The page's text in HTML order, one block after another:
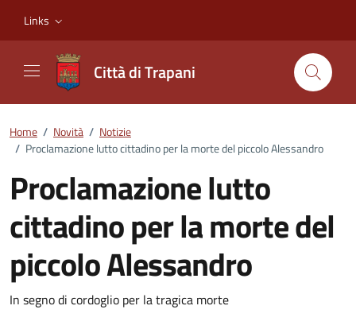
Links
Città di Trapani
Home / Novità / Notizie
/ Proclamazione lutto cittadino per la morte del piccolo Alessandro
Proclamazione lutto
cittadino per la morte del
piccolo Alessandro
Dettagli della notizia
In segno di cordoglio per la tragica morte